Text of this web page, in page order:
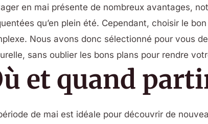
en mai présente de nombreux avantages,
qu’en plein été. Cependant, choisir le
Nous avons donc sélectionné pour vous
sans oublier les bons plans pour rendre
et quand
de mai est idéale pour découvrir de